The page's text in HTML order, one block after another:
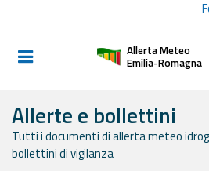
Informed and
Alerts and
Bulletins
Allerta Meteo
Emilia-Romagna
Allerte e bollettini
Tutti i documenti di allerta meteo
bollettini di vigilanza